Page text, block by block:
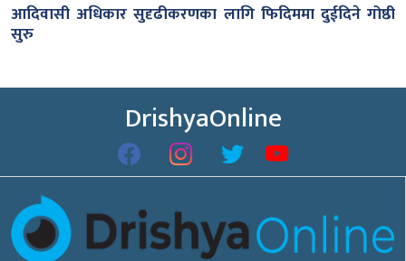
आदिवासी अधिकार सुदृढीकरणका लागि फिदिममा दुईदिने गोष्ठी
सुरु
DrishyaOnline